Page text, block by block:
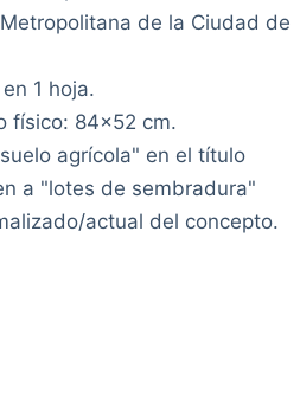
de la Ciudad de
1 hoja.
físico: 84x52 cm.
agrícola" en el título
a "lotes de sembradura"
actual del concepto.